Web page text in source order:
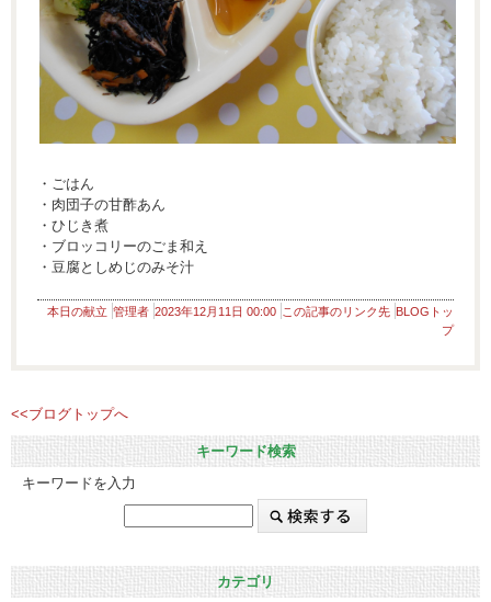
・ごはん
・肉団子の甘酢あん
・ひじき煮
・ブロッコリーのごま和え
・豆腐としめじのみそ汁
本日の献立 管理者 2023年12月11日 00:00 この記事のリンク先 BLOGトッ
プ
<<ブログトップへ
キーワード検索
キーワードを入力
カテゴリ